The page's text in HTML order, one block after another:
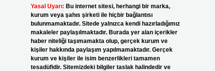
Yasal Uyarı: Bu internet sitesi, herhangi bir marka,
kurum veya şahıs şirketi ile hiçbir bağlantısı
bulunmamaktadır. Sitede yalnızca kendi hazırladığımız
makaleler paylaşılmaktadır. Burada yer alan içerikler
haber niteliği taşımamakta olup, gerçek kurum ve
kişiler hakkında paylaşım yapılmamaktadır. Gerçek
kurum ve kişiler ile isim benzerlikleri tamamen
tesadüfidir. Sitemizdeki bilgiler taslak halindedir ve